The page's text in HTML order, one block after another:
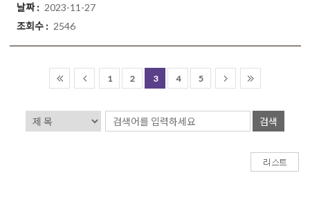
2023-11-27
2546
1 2 3 4 5
검색